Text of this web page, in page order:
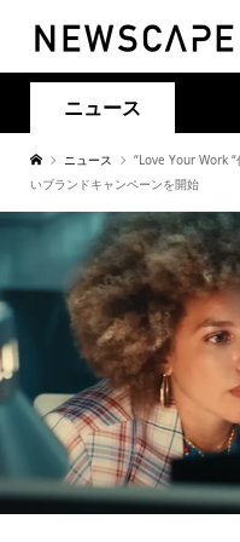
ニュース
ニュース
“Love Your Work
いブランドキャンペーンを開始